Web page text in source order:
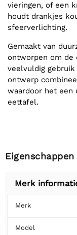
vieringen, of een
houdt drankjes
sfeerverlichting.
Gemaakt van
ontworpen om de
veelvuldig
ontwerp
waardoor het een
eettafel.
Eigenschappen
Merk
Merk
Model